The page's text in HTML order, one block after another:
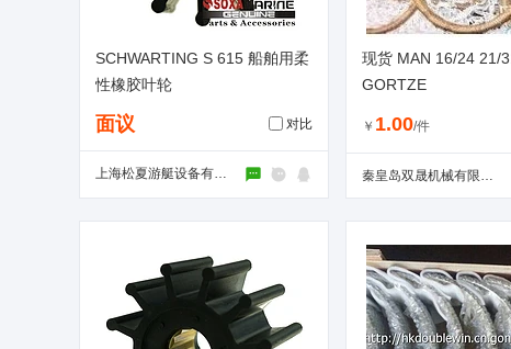
SCHWARTING S 615 船舶用柔
性橡胶叶轮
面议 对比
上海松夏游艇设备有限公司
现货 MAN 16/24 21/
GORTZE
￥ 1.00/件
秦皇岛双晟机械有限公司